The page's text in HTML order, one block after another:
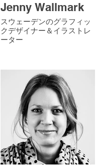
Jenny Wallmark
スウェーデンのグラフィッ
クデザイナー＆イラストレ
ーター